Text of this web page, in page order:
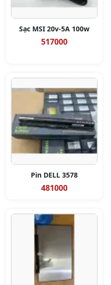
Sạc MSI 20v-5A 100w
517000
Pin DELL 3578
481000